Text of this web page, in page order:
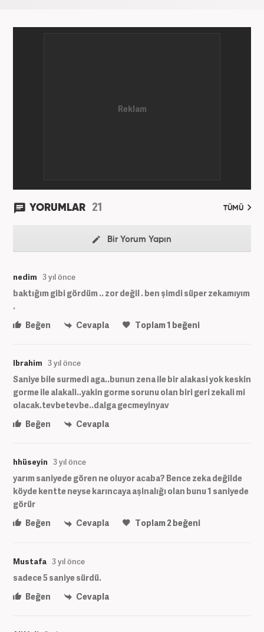
YORUMLAR 21 TÜMÜ
Bir Yorum Yapın
nedim 3 yıl önce
baktığım gibi gördüm .. zor değil . ben şimdi süper zekamıyım
.
Beğen
Cevapla Toplam1 beğeni
Ibrahim 3 yıl önce
Saniye bile surmedi aga..bunun zena ile bir alakasi yok keskin
gorme ile alakali..yakin gorme sorunu olan biri geri zekali mi
olacak.tevbetevbe..dalga gecmeyinyav
Beğen
Cevapla
hhüseyin 3 yıl önce
yarım saniyede gören ne oluyor acaba? Bence zeka değilde
köyde kentte neyse karıncaya aşinalığı olan bunu 1 saniyede
görür
Beğen
Cevapla Toplam2beğeni
Mustafa 3 yıl önce
sadece 5 saniye sürdü.
Beğen
Cevapla